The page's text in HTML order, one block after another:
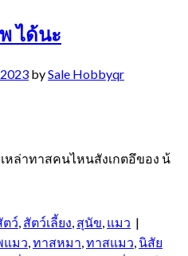
ได้นะ
bySale Hobbyqr
ล่าทาสคนไหนสังเกตอึของ น้
ตว์, สัตว์เลี้ยง, สุนัข, แมว |
แมว,ทาสหมา,ทาสแมว, นิสัย